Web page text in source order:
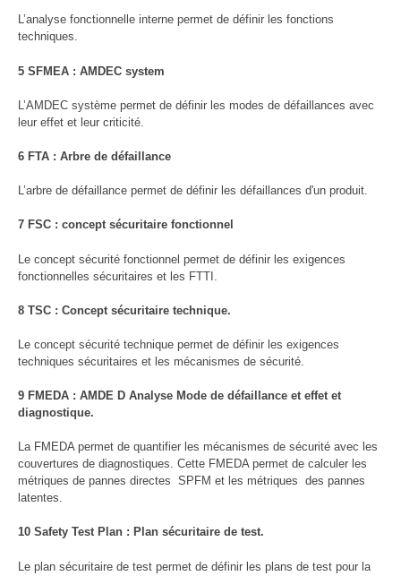
L’analyse fonctionnelle interne permet de définir les fonctions
techniques.
5 SFMEA : AMDEC system
L’AMDEC système permet de définir les modes de défaillances avec
leur effet et leur criticité.
6 FTA : Arbre de défaillance
L’arbre de défaillance permet de définir les défaillances d'un produit.
7 FSC : concept sécuritaire fonctionnel
Le concept sécurité fonctionnel permet de définir les exigences
fonctionnelles sécuritaires et les FTTI.
8 TSC : Concept sécuritaire technique.
Le concept sécurité technique permet de définir les exigences
techniques sécuritaires et les mécanismes de sécurité.
9 FMEDA : AMDE D Analyse Mode de défaillance et effet et
diagnostique.
La FMEDA permet de quantifier les mécanismes de sécurité avec les
couvertures de diagnostiques. Cette FMEDA permet de calculer les
métriques de pannes directes SPFM et les métriques des pannes
latentes.
10 Safety Test Plan : Plan sécuritaire de test.
Le plan sécuritaire de test permet de définir les plans de test pour la